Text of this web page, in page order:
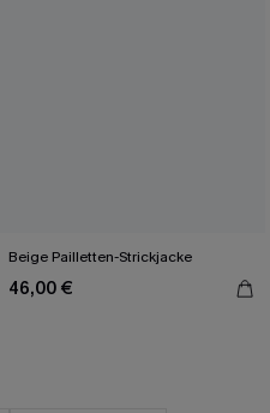
Beige Pailletten-Strickjacke
46,00 €